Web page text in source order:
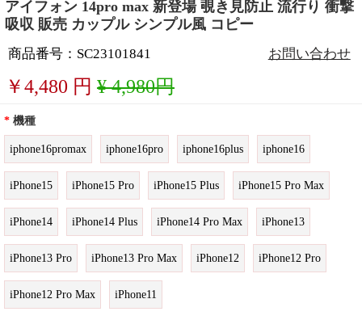
アイフォン 14pro max 新登場 覗き見防止 流行り 衝撃
吸収 販売 カップル シンプル風 コピー
商品番号：SC23101841 お問い合わせ
￥4,480 円 ¥ 4,980円
* 機種
iphone16promax iphone16pro iphone16plus iphone16
iPhone15 iPhone15 Pro iPhone15 Plus iPhone15 Pro Max
iPhone14 iPhone14 Plus iPhone14 Pro Max iPhone13
iPhone13 Pro iPhone13 Pro Max iPhone12 iPhone12 Pro
iPhone12 Pro Max iPhone11